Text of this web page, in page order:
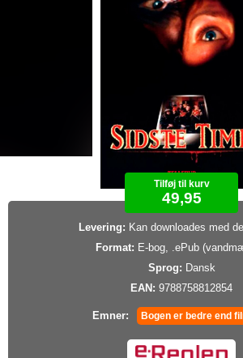
Tilføj til kurv
49,95
Levering: Kan downloades med
Format: E-bog, .ePub
Sprog: Dansk
EAN: 9788758812854
Emner: Bogen er bedre end